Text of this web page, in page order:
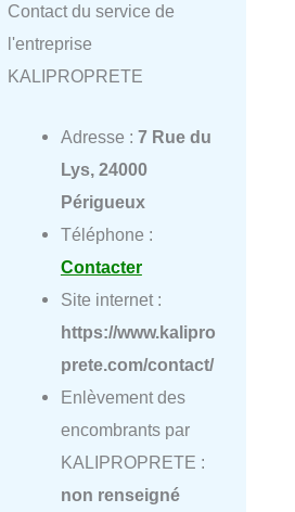
Contact du service de
l'entreprise
KALIPROPRETE
Adresse : 7 Rue du
Lys, 24000
Périgueux
Téléphone :
Contacter
Site internet :
https://www.kalipro
prete.com/contact/
Enlèvement des
encombrants par
KALIPROPRETE :
non renseigné